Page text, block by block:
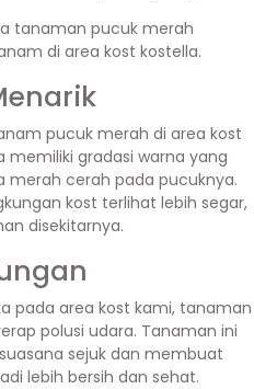
tanaman pucuk merah
di area kost kostella.
pucuk merah di area kost
memiliki gradasi warna yang
merah cerah pada pucuknya.
kost terlihat lebih segar,
disekitarnya.
pada area kost kami, tanaman
polusi udara. Tanaman ini
sejuk dan membuat
lebih bersih dan sehat.